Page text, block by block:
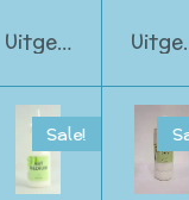
Uitgeschakeld
Sale!